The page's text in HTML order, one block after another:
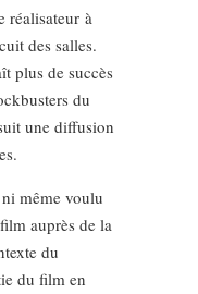
réalisateur à
des salles.
plus de succès
du
une diffusion
même voulu
auprès de la
du
du film en